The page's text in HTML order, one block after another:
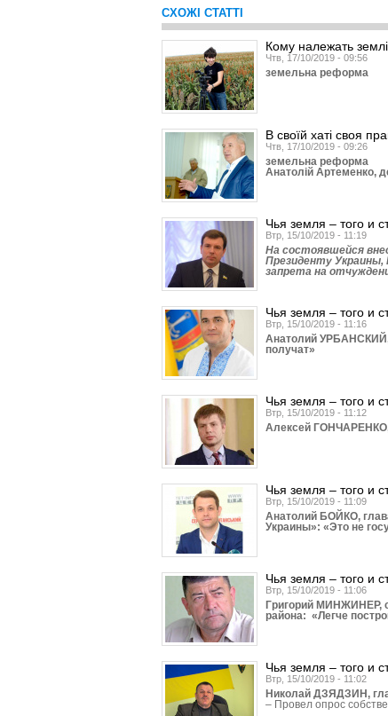
СХОЖІ СТАТТІ
Кому належать
Чтв, 17/10/2019 - 09:56
земельна реформа
В своїй хаті своя
Чтв, 17/10/2019 - 09:26
земельна реформа
Анатолій Артеменко,
Чья земля – того и
Втр, 15/10/2019 - 11:19
На состоявшейся
Президенту Украины,
запрета на
Чья земля – того и
Втр, 15/10/2019 - 11:16
Анатолий УРБАНСКИЙ,
получат»
Чья земля – того и
Втр, 15/10/2019 - 11:12
Алексей ГОНЧАРЕНКО,
Чья земля – того и
Втр, 15/10/2019 - 11:09
Анатолий БОЙКО,
Украины»: «Это не
Чья земля – того и
Втр, 15/10/2019 - 11:06
Григорий МИНЖИНЕР,
района: «Легче
Чья земля – того и
Втр, 15/10/2019 - 11:02
Николай ДЗЯДЗИН,
– Провел опрос